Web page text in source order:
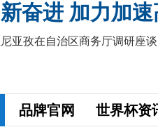
奋进 加力加
亚孜在自治区商务厅调研座谈
品牌官网 世界杯资